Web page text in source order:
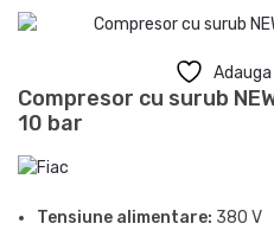
Compresor cu surub
10 bar
Tensiune alimentare: 380 V